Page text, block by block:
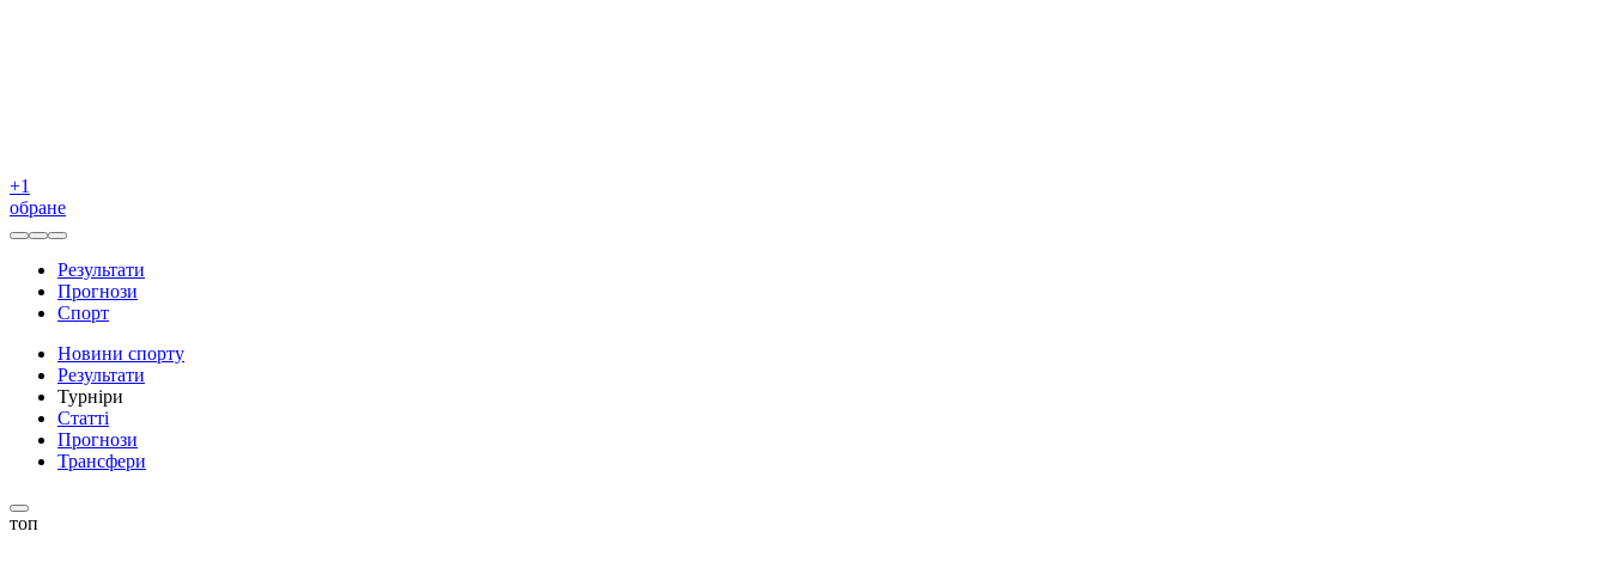
+1
обране
Результати
Прогнози
Спорт
Новини спорту
Результати
Турніри
Статті
Прогнози
Трансфери
топ